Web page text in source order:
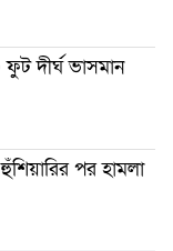
দীর্ঘ ভাসমান
পর হামলা